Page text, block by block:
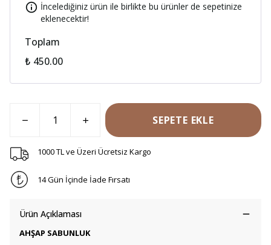
İncelediğiniz ürün ile birlikte bu ürünler de sepetinize
eklenecektir!
Toplam
₺ 450.00
SEPETE EKLE
1000 TL ve Üzeri Ücretsiz Kargo
14 Gün İçinde İade Fırsatı
Ürün Açıklaması
AHŞAP SABUNLUK